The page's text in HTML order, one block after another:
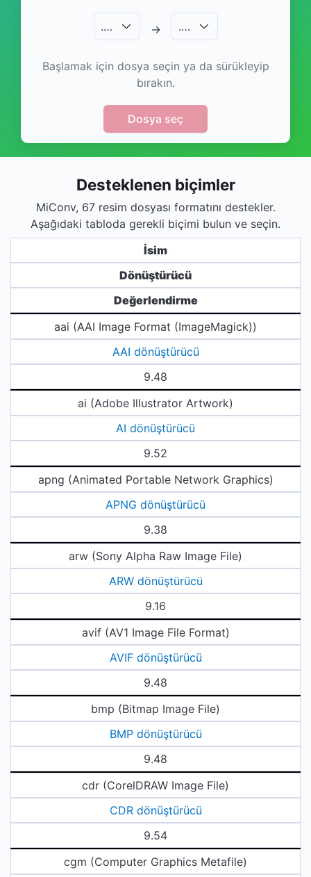
.… → .…
Başlamak için dosya seçin ya da sürükleyip
bırakın.
Dosya seç
Desteklenen biçimler
MiConv, 67 resim dosyası formatını destekler.
Aşağıdaki tabloda gerekli biçimi bulun ve seçin.
İsim
Dönüştürücü
Değerlendirme
aai (AAI Image Format (ImageMagick))
AAI dönüştürücü
9.48
ai (Adobe Illustrator Artwork)
AI dönüştürücü
9.52
apng (Animated Portable Network Graphics)
APNG dönüştürücü
9.38
arw (Sony Alpha Raw Image File)
ARW dönüştürücü
9.16
avif (AV1 Image File Format)
AVIF dönüştürücü
9.48
bmp (Bitmap Image File)
BMP dönüştürücü
9.48
cdr (CorelDRAW Image File)
CDR dönüştürücü
9.54
cgm (Computer Graphics Metafile)